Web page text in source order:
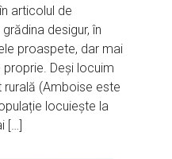
articolul de
desigur, în
proaspete, dar mai
Deși locuim
(Amboise este
locuiește la
[…]